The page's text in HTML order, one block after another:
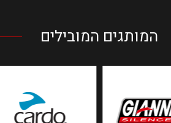
המותגים המובילים